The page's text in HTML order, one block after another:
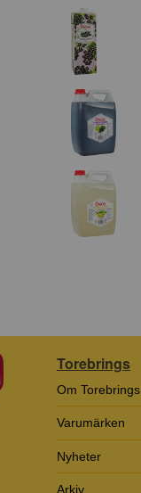
Torebrings
Om Torebrings
Varumärken
Nyheter
Arkiv